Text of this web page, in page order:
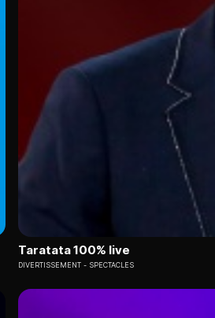
Taratata 100% live
DIVERTISSEMENT SPECTACLES